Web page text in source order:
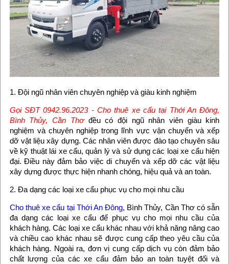
1. Đội ngũ nhân viên chuyên nghiệp và giàu kinh nghiệm
Gọi SĐT 0942.96.2023 - Cho thuê xe cẩu tại Thới An Đông,
Bình Thủy, Cần Thơđều có đội ngũ nhân viên giàu kinh
nghiệm và chuyên nghiệp trong lĩnh vực vận chuyển và xếp
dỡ vật liệu xây dựng. Các nhân viên được đào tạo chuyên sâu
về kỹ thuật lái xe cẩu, quản lý và sử dụng các loại xe cẩu hiện
đại. Điều này đảm bảo việc di chuyển và xếp dỡ các vật liệu
xây dựng được thực hiện nhanh chóng, hiệu quả và an toàn.
2. Đa dạng các loại xe cẩu phục vụ cho mọi nhu cầu
Cho thuê xe cẩu tại Thới An Đông, Bình Thủy, Cần Thơ có sẵn
đa dạng các loại xe cẩu để phục vụ cho mọi nhu cầu của
khách hàng. Các loại xe cẩu khác nhau với khả năng nâng cao
và chiều cao khác nhau sẽ được cung cấp theo yêu cầu của
khách hàng. Ngoài ra, đơn vị cung cấp dịch vụ còn đảm bảo
chất lượng của các xe cẩu đảm bảo an toàn tuyệt đối và